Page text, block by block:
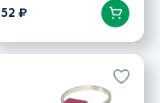
52 ₽
Брелок-открывалка Tao
Артикул 11801806